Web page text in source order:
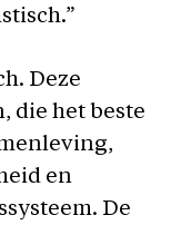
Deze
die het beste
en
De